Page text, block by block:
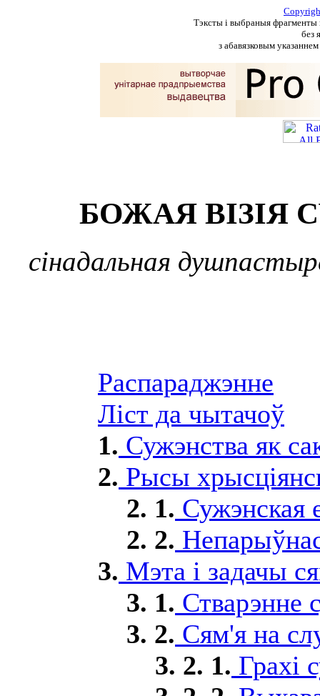
Тэксты і выбраныя фрагменты
без
з абавязковым
БОЖАЯ ВІЗІЯ
сінадальная
Распараджэнне
Ліст да чытачоў
1. Сужэнства як
2. Рысы
2. 1. Сужэнская
2. 2.
3. Мэта і задачы
3. 1. Стварэнне
3. 2. Сям'я на
3. 2. 1. Грахі